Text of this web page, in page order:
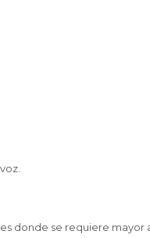
donde se requiere